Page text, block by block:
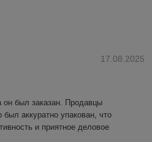
17.08.2025
он был заказан. Продавцы
аккуратно упакован, что
и приятное деловое